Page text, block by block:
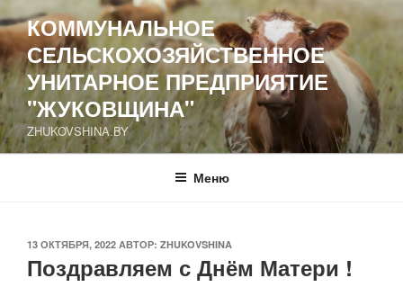
Перейти
к
содержимому
КОММУНАЛЬНОЕ
СЕЛЬСКОХОЗЯЙСТВЕННОЕ
УНИТАРНОЕ ПРЕДПРИЯТИЕ
"ЖУКОВЩИНА"
ZHUKOVSHINA.BY
Меню
ОПУБЛИКОВАНО
13 ОКТЯБРЯ, 2022 АВТОР: ZHUKOVSHINA
Поздравляем с Днём Матери !